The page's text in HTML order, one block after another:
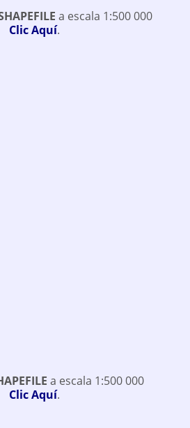
a escala 1:500 000
Clic Aquí.
a escala 1:500 000
Clic Aquí.